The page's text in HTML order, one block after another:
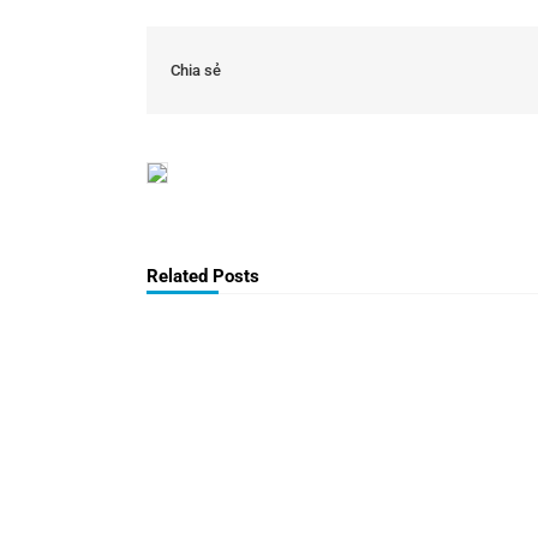
Chia sẻ
Related Posts